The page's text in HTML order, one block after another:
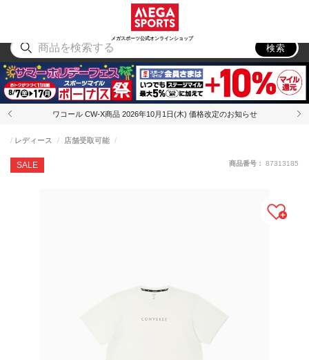
メガスポーツ公式オンラインショップ
アウトドア
検索
ワコール CW-X商品 2026年10月1日(木) 価格改定のお知らせ
SALE
レディース 店舗受取可能
商品番号： 87313185